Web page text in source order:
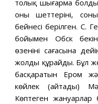
толық шығарма
оның шеттерінің,
бейнесі берілген. С.
бойымен Обск
өзенінің сағасына
жолды құрайды. Бұл
басқаратын Ером
көйлек (айтады)
Көптеген жануарлар